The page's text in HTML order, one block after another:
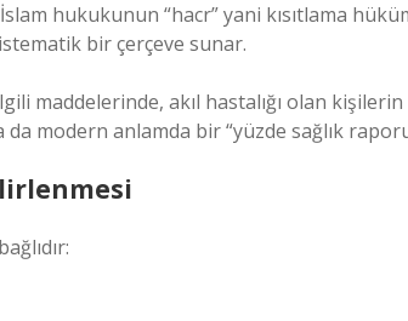
hukukunun “hacr” yani kısıtlama
bir çerçeve sunar.
maddelerinde, akıl hastalığı olan
modern anlamda bir “yüzde sağlık